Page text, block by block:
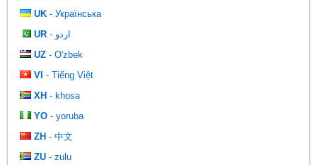
UK - Українська
UR
- اردو
UZ - O'zbek
VI - Tiếng Việt
XH - khosa
YO - yoruba
ZH - 中文
ZU - zulu